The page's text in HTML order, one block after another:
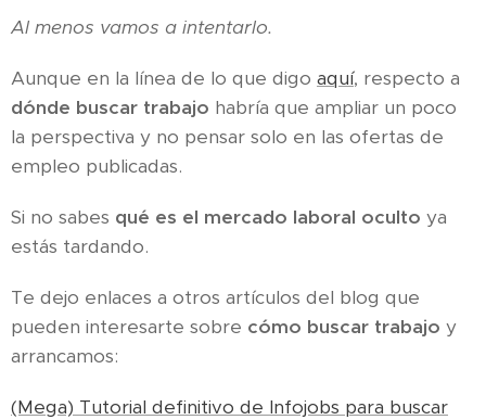
Al menos vamos a intentarlo.
Aunque en la línea de lo que digo aquí, respecto a
dónde buscar trabajo habría que ampliar un poco
la perspectiva y no pensar solo en las ofertas de
empleo publicadas.
Si no sabes qué es el mercado laboral oculto ya
estás tardando.
Te dejo enlaces a otros artículos del blog que
pueden interesarte sobre cómo buscar trabajo y
arrancamos:
(Mega) Tutorial definitivo de Infojobs para buscar